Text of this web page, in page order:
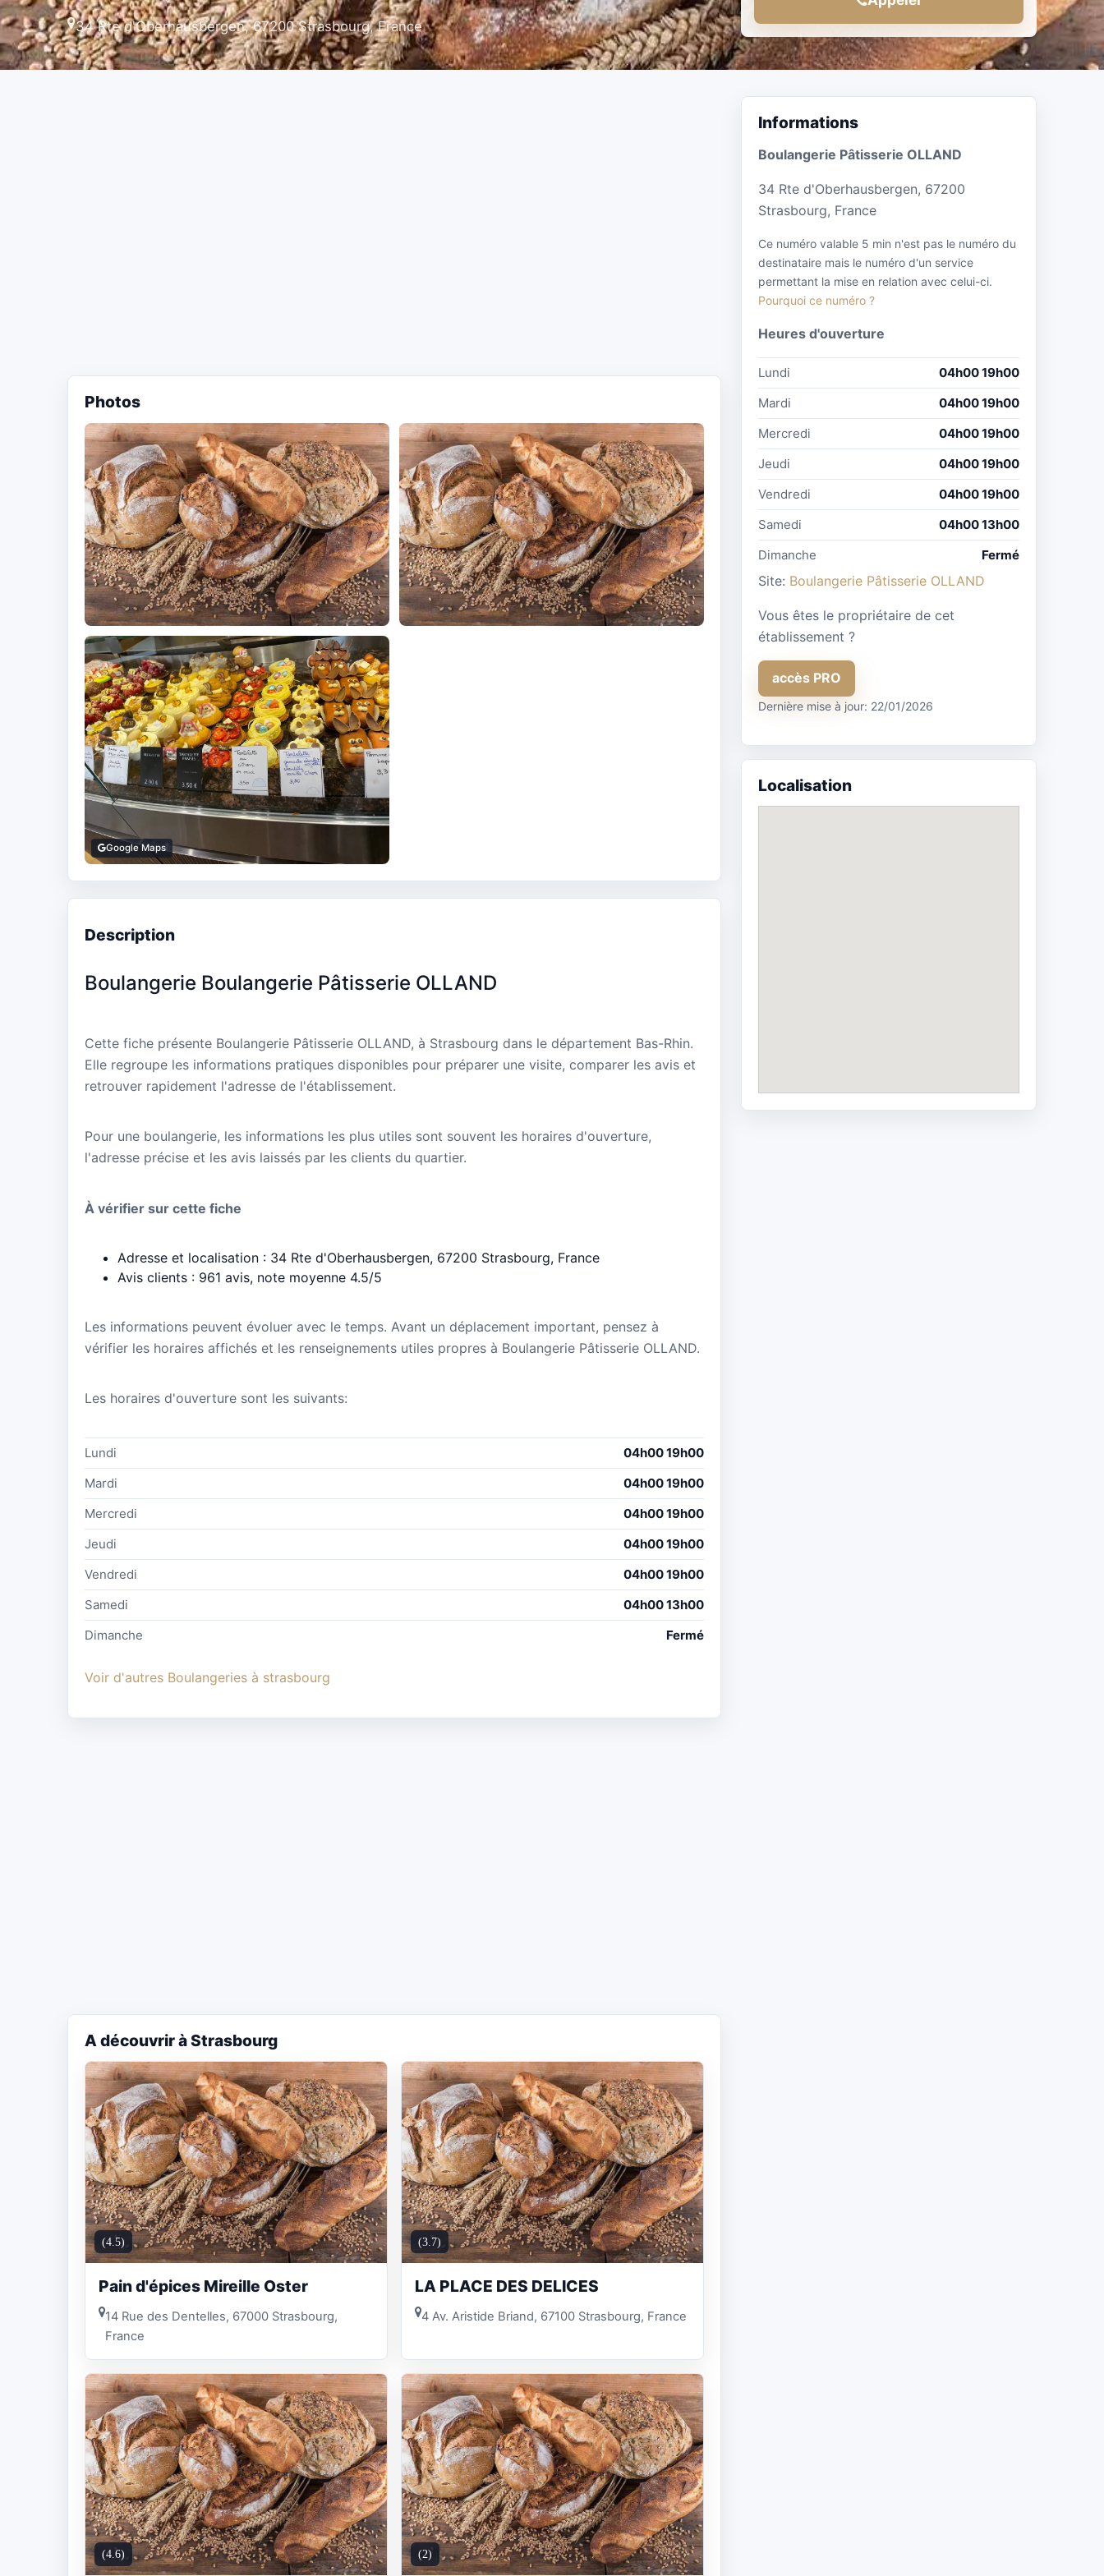
34 Rte d'Oberhausbergen, 67200 Strasbourg, France
Photos
Google Maps
Description
Boulangerie Boulangerie Pâtisserie OLLAND
Cette fiche présente Boulangerie Pâtisserie OLLAND, à Strasbourg dans le département Bas-Rhin.
Elle regroupe les informations pratiques disponibles pour préparer une visite, comparer les avis et
retrouver rapidement l'adresse de l'établissement.
Pour une boulangerie, les informations les plus utiles sont souvent les horaires d'ouverture,
l'adresse précise et les avis laissés par les clients du quartier.
À vérifier sur cette fiche
Adresse et localisation : 34 Rte d'Oberhausbergen, 67200 Strasbourg, France
Avis clients : 961 avis, note moyenne 4.5/5
Les informations peuvent évoluer avec le temps. Avant un déplacement important, pensez à
vérifier les horaires affichés et les renseignements utiles propres à Boulangerie Pâtisserie OLLAND.
Les horaires d'ouverture sont les suivants:
Lundi
04h00 19h00
Mardi
04h00 19h00
Mercredi
04h00 19h00
Jeudi
04h00 19h00
Vendredi
04h00 19h00
Samedi
04h00 13h00
Dimanche
Fermé
Voir d'autres Boulangeries à strasbourg
A découvrir à Strasbourg
(4.5)
Pain d'épices Mireille Oster
14 Rue des Dentelles, 67000 Strasbourg,
France
(3.7)
LA PLACE DES DELICES
4 Av. Aristide Briand, 67100 Strasbourg, France
(4.6) (2)
Informations
Boulangerie Pâtisserie OLLAND
34 Rte d'Oberhausbergen, 67200
Strasbourg, France
Ce numéro valable 5 min n'est pas le numéro du
destinataire mais le numéro d'un service
permettant la mise en relation avec celui-ci.
Pourquoi ce numéro ?
Heures d'ouverture
Lundi
04h00 19h00
Mardi
04h00 19h00
Mercredi
04h00 19h00
Jeudi
04h00 19h00
Vendredi
04h00 19h00
Samedi
04h00 13h00
Dimanche
Fermé
Site: Boulangerie Pâtisserie OLLAND
Vous êtes le propriétaire de cet
établissement ?
accès PRO
Dernière mise à jour: 22/01/2026
Localisation